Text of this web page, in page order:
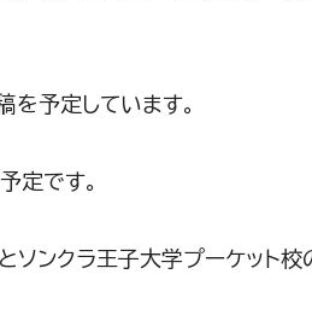
を予定しています。
定です。
ンクラ王子大学プーケット